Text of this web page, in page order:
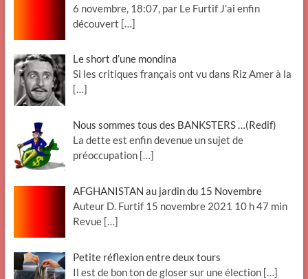
6 novembre, 18:07, par Le Furtif J’ai enfin
découvert […]
Le short d’une mondina
Si les critiques français ont vu dans Riz Amer à la
[…]
Nous sommes tous des BANKSTERS …(Redif)
La dette est enfin devenue un sujet de
préoccupation […]
AFGHANISTAN au jardin du 15 Novembre
Auteur D. Furtif 15 novembre 2021 10 h 47 min
Revue […]
Petite réflexion entre deux tours
Il est de bon ton de gloser sur une élection […]